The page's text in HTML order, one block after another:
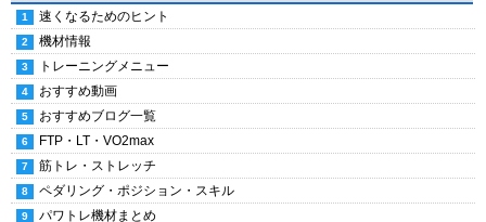
速くなるためのヒント
機材情報
トレーニングメニュー
おすすめ動画
おすすめブログ一覧
FTP・LT・VO2max
筋トレ・ストレッチ
ペダリング・ポジション・スキル
パワトレ機材まとめ